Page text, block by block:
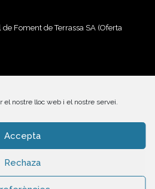
nostre lloc web i el nostre servei.
Accepta
Rechaza
Foment de Terrassa SA (Oferta
d'ús